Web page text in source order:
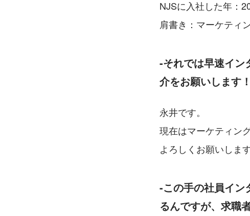
NJSに入社した年：
肩書き：マーケティ
-それでは早速イン
介をお願いします！
永井です。
現在はマーケティン
よろしくお願いしま
-この手の社員イン
るんですが、求職